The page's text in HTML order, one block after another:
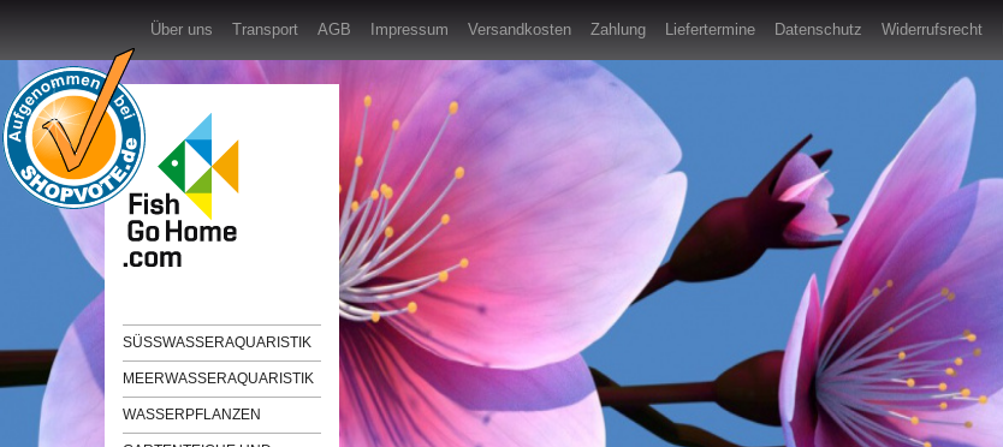
Über uns Transport AGB Impressum Versandkosten Zahlung Liefertermine Datenschutz Widerrufsrecht
SÜSSWASSERAQUARISTIK
MEERWASSERAQUARISTIK
WASSERPFLANZEN